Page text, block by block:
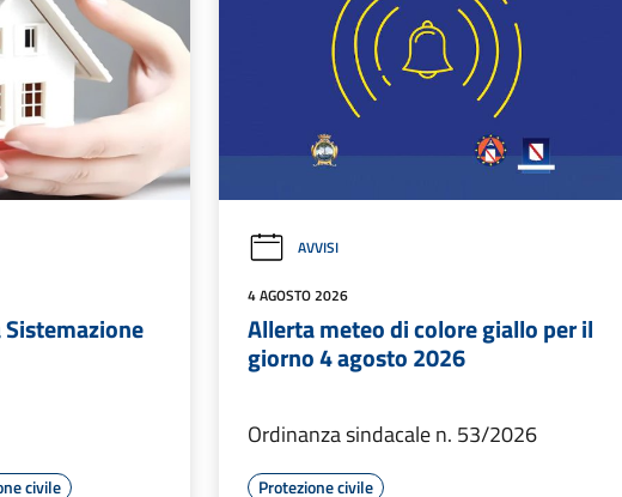
civile
AVVISI
4 AGOSTO 2026
Allerta meteo di colore giallo per il
giorno 4 agosto 2026
Ordinanza sindacale n. 53/2026
Protezione civile